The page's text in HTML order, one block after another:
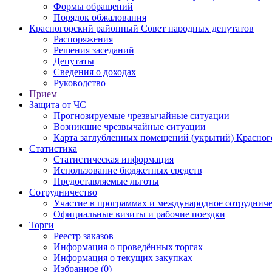
Формы обращений
Порядок обжалования
Красногорский районный Совет народных депутатов
Распоряжения
Решения заседаний
Депутаты
Сведения о доходах
Руководство
Прием
Защита от ЧС
Прогнозируемые чрезвычайные ситуации
Возникшие чрезвычайные ситуации
Карта заглубленных помещений (укрытий)
Статистика
Статистическая информация
Использование бюджетных средств
Предоставляемые льготы
Сотрудничество
Участие в программах и международное
Официальные визиты и рабочие поездки
Торги
Реестр заказов
Информация о проведённых торгах
Информация о текущих закупках
Избранное (0)